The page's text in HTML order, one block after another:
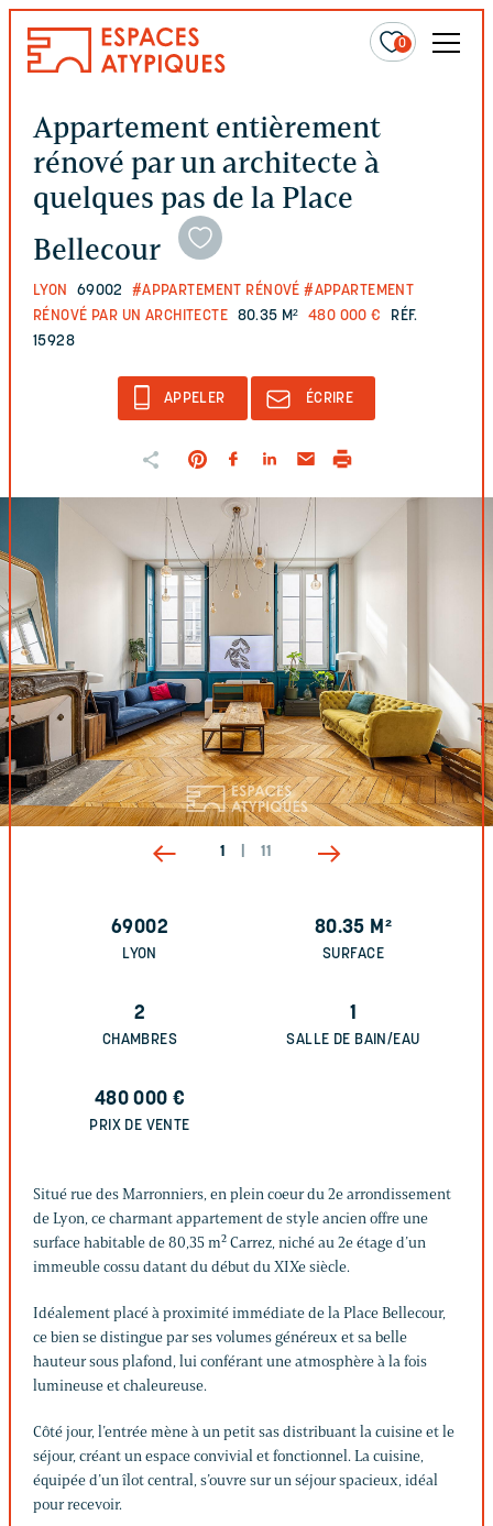
0
Appartement entièrement
rénové par un architecte à
quelques pas de la Place
Bellecour
LYON 69002 #APPARTEMENT RÉNOVÉ #APPARTEMENT
RÉNOVÉ PAR UN ARCHITECTE 80.35 M² 480 000 €
RÉF.
15928
APPELER ÉCRIRE
1 11
69002
LYON
80.35 M²
SURFACE
2
CHAMBRES
1
SALLE DE BAIN/EAU
480 000 €
PRIX DE VENTE
Situé rue des Marronniers, en plein coeur du 2e arrondissement
de Lyon, ce charmant appartement de style ancien offre une
surface habitable de 80,35 m² Carrez, niché au 2e étage d’un
immeuble cossu datant du début du XIXe siècle.
Idéalement placé à proximité immédiate de la Place Bellecour,
ce bien se distingue par ses volumes généreux et sa belle
hauteur sous plafond, lui conférant une atmosphère à la fois
lumineuse et chaleureuse.
Côté jour, l’entrée mène à un petit sas distribuant la cuisine et le
séjour, créant un espace convivial et fonctionnel. La cuisine,
équipée d’un îlot central, s’ouvre sur un séjour spacieux, idéal
pour recevoir.